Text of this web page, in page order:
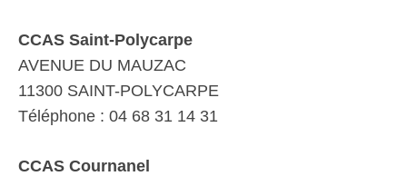
CCAS Saint-Polycarpe
AVENUE DU MAUZAC
11300 SAINT-POLYCARPE
Téléphone : 04 68 31 14 31
CCAS Cournanel